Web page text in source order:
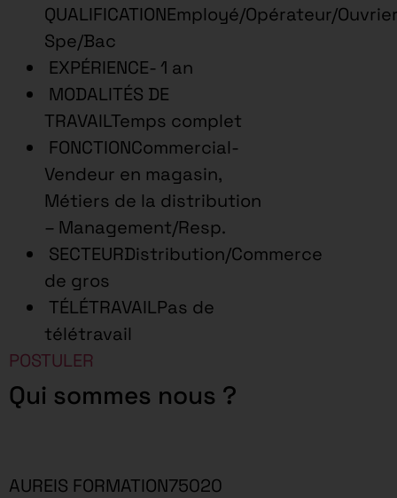
QUALIFICATIONEmployé/Opérateur/
Spe/Bac
EXPÉRIENCE- 1 an
MODALITÉS DE
TRAVAILTemps complet
FONCTIONCommercial-
Vendeur en magasin,
Métiers de la distribution
– Management/Resp.
SECTEURDistribution/Commerce
de gros
TÉLÉTRAVAILPas de
télétravail
POSTULER
Qui sommes nous ?
AUREIS FORMATION75020